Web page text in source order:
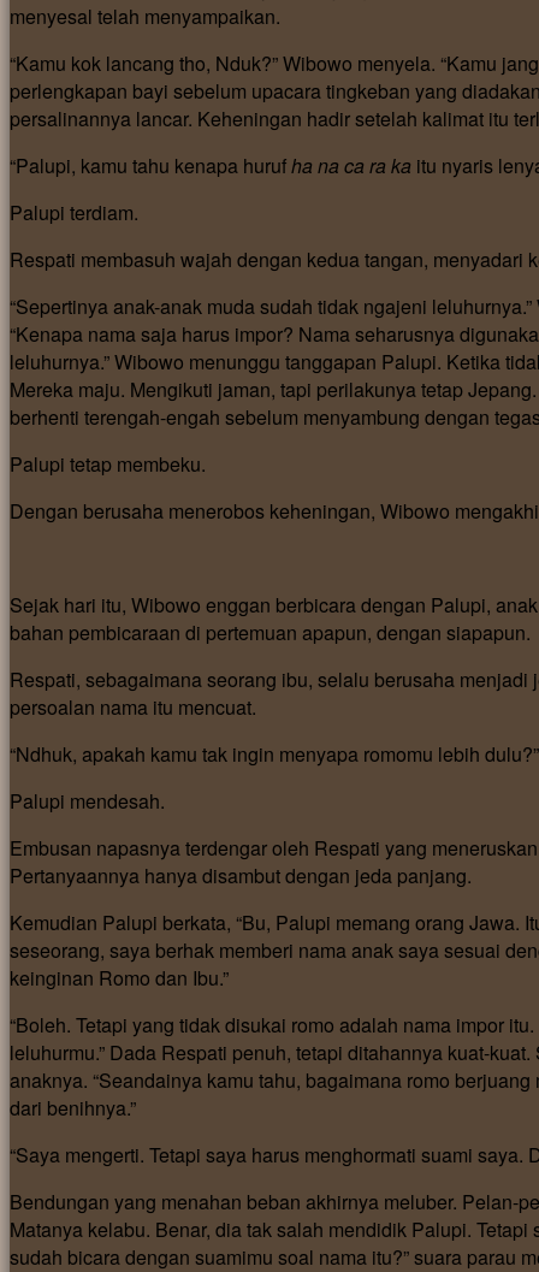
menyesal telah menyampaikan.
“Kamu kok lancang tho, Nduk?” Wibowo menyela. “Kamu
perlengkapan bayi sebelum upacara tingkeban yang
persalinannya lancar. Keheningan hadir setelah kalimat itu
“Palupi, kamu tahu kenapa hurufha na ca ra ka itu nyaris
Palupi terdiam.
Respati membasuh wajah dengan kedua tangan, menyadari
“Sepertinya anak-anak muda sudah tidak ngajeni
“Kenapa nama saja harus impor? Nama seharusnya
leluhurnya.” Wibowo menunggu tanggapan Palupi. Ketika
Mereka maju. Mengikuti jaman, tapi perilakunya tetap
berhenti terengah-engah sebelum menyambung dengan
Palupi tetap membeku.
Dengan berusaha menerobos keheningan, Wibowo
Sejak hari itu, Wibowo enggan berbicara dengan Palupi,
bahan pembicaraan di pertemuan apapun, dengan siapapun.
Respati, sebagaimana seorang ibu, selalu berusaha
persoalan nama itu mencuat.
“Ndhuk, apakah kamu tak ingin menyapa romomu lebih
Palupi mendesah.
Embusan napasnya terdengar oleh Respati yang
Pertanyaannya hanya disambut dengan jeda panjang.
Kemudian Palupi berkata, “Bu, Palupi memang orang Jawa.
seseorang, saya berhak memberi nama anak saya sesuai
keinginan Romo dan Ibu.”
“Boleh. Tetapi yang tidak disukai romo adalah nama impor
leluhurmu.” Dada Respati penuh, tetapi ditahannya kuat-
anaknya. “Seandainya kamu tahu, bagaimana romo
dari benihnya.”
“Saya mengerti. Tetapi saya harus menghormati suami
Bendungan yang menahan beban akhirnya meluber. Pelan-
Matanya kelabu. Benar, dia tak salah mendidik Palupi.
sudah bicara dengan suamimu soal nama itu?” suara parau